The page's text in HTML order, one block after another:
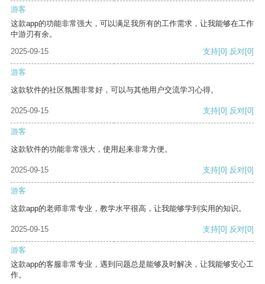
游客
这款app的功能非常强大，可以满足我所有的工作需求，让我能够在工作
中游刃有余。
2025-09-15
支持[0] 反对[0]
游客
这款软件的社区氛围非常好，可以与其他用户交流学习心得。
2025-09-15 支持[0] 反对[0]
游客
这款软件的功能非常强大，使用起来非常方便。
2025-09-15 支持[0] 反对[0]
游客
这款app的老师非常专业，教学水平很高，让我能够学到实用的知识。
2025-09-15 支持[0] 反对[0]
游客
这款app的客服非常专业，遇到问题总是能够及时解决，让我能够安心工
作。